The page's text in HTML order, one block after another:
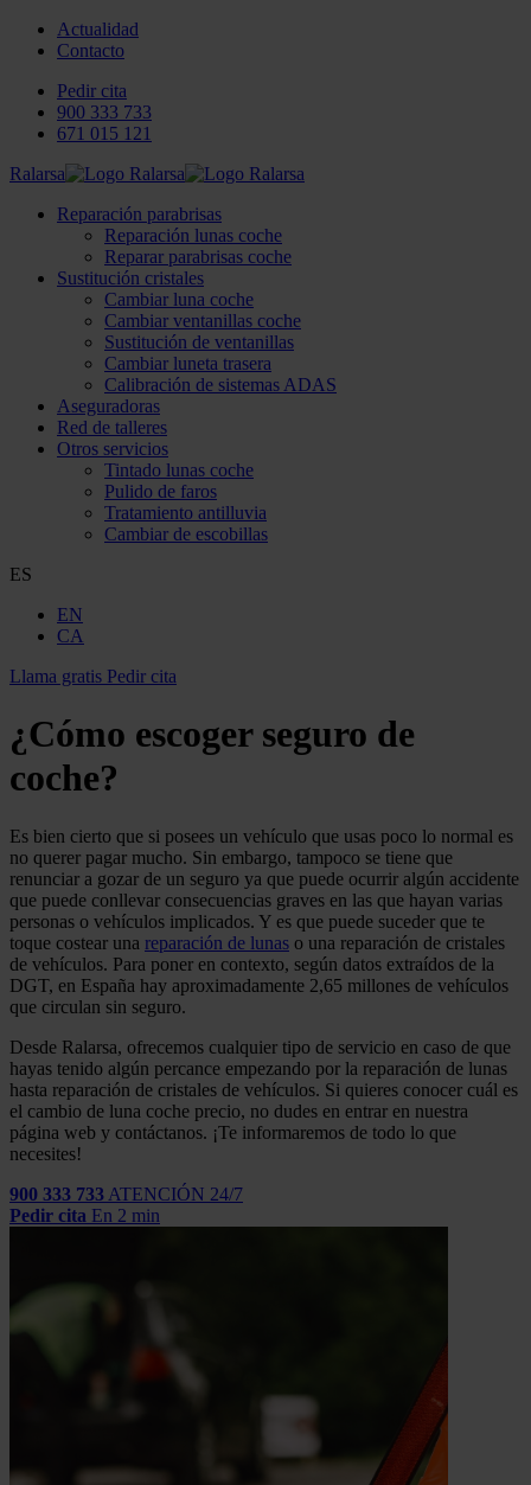
Actualidad
Contacto
Pedir cita
900 333 733
671 015 121
Ralarsa
Reparación parabrisas
Reparación lunas coche
Reparar parabrisas coche
Sustitución cristales
Cambiar luna coche
Cambiar ventanillas coche
Sustitución de ventanillas
Cambiar luneta trasera
Calibración de sistemas ADAS
Aseguradoras
Red de talleres
Otros servicios
Tintado lunas coche
Pulido de faros
Tratamiento antilluvia
Cambiar de escobillas
ES
EN
CA
Llama gratis Pedir cita
¿Cómo escoger seguro de
coche?
Es bien cierto que si posees un vehículo que usas poco lo normal es
no querer pagar mucho. Sin embargo, tampoco se tiene que
renunciar a gozar de un seguro ya que puede ocurrir algún accidente
que puede conllevar consecuencias graves en las que hayan varias
personas o vehículos implicados. Y es que puede suceder que te
toque costear una reparación de lunas o una reparación de cristales
de vehículos. Para poner en contexto, según datos extraídos de la
DGT, en España hay aproximadamente 2,65 millones de vehículos
que circulan sin seguro.
Desde Ralarsa, ofrecemos cualquier tipo de servicio en caso de que
hayas tenido algún percance empezando por la reparación de lunas
hasta reparación de cristales de vehículos. Si quieres conocer cuál es
el cambio de luna coche precio, no dudes en entrar en nuestra
página web y contáctanos. ¡Te informaremos de todo lo que
necesites!
900 333 733 ATENCIÓN 24/7
Pedir cita En 2 min